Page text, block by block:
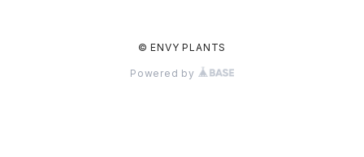
© ENVY PLANTS
Powered by